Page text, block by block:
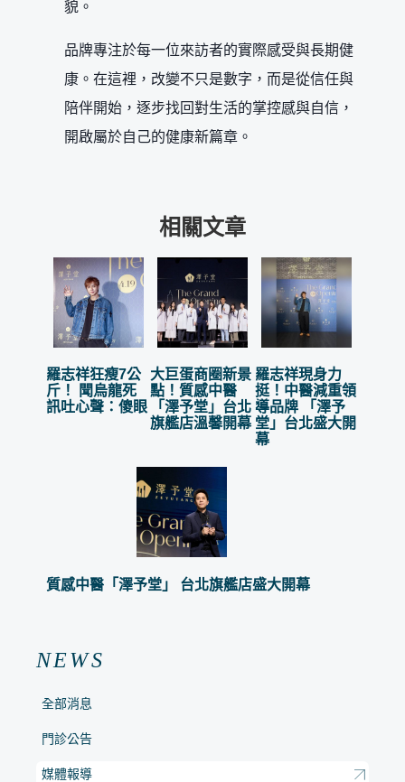
NEWS
全部消息
門診公告
媒體報導
貌。
品牌專注於每一位來訪者的實際感受與長期健
康。在這裡，改變不只是數字，而是從信任與
陪伴開始，逐步找回對生活的掌控感與自信，
開啟屬於自己的健康新篇章。
相關文章
羅志祥狂瘦7公
斤！ 聞烏龍死
訊吐心聲：傻眼
大巨蛋商圈新景
點！質感中醫
「澤予堂」台北
旗艦店溫馨開幕
羅志祥現身力
挺！中醫減重領
導品牌 「澤予
堂」台北盛大開
幕
質感中醫「澤予堂」 台北旗艦店盛大開幕